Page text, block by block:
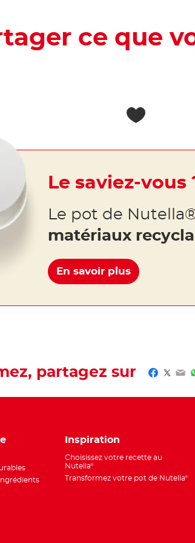
ce que
Le saviez-vous
Le pot de
matériaux
En savoir plus
partagez sur
Inspiration
Choisissez votre recette au
Nutella®
Transformez votre pot de Nutella®